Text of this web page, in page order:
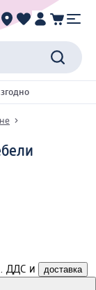
ДДС и доставка